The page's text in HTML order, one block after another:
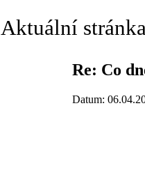
Aktuální
Re: Co
Datum: